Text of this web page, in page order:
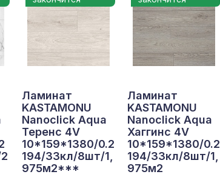
Ламинат
KASTAMONU
Nanoclick Aqua
Теренс 4V
10*159*1380/0.2
194/33кл/8шт/1,
975м2***
Ламинат
KASTAMONU
Nanoclick Aqua
Хаггинс 4V
10*159*1380/0.2
194/33кл/8шт/1,
975м2